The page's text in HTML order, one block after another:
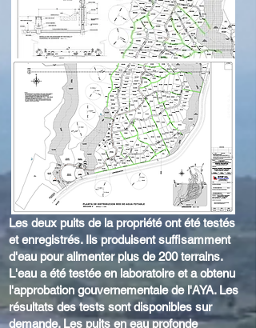
Les deux puits de la propriété ont été testés
et enregistrés. Ils produisent suffisamment
d'eau pour alimenter plus de 200 terrains.
L'eau a été testée en laboratoire et a obtenu
l'approbation gouvernementale de l'AYA. Les
résultats des tests sont disponibles sur
demande. Les puits en eau profonde